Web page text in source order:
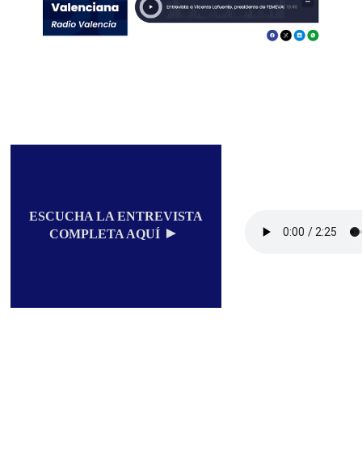
ESCUCHA LA ENTREVISTA
COMPLETA AQUÍ ►